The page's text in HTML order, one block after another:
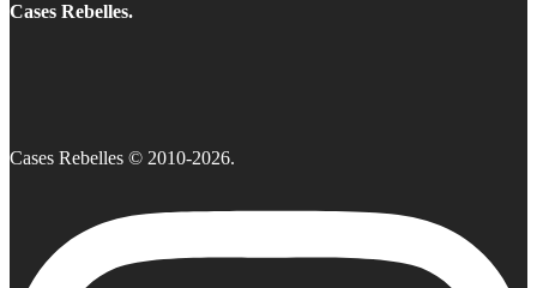
Cases Rebelles.
Cases Rebelles © 2010-2026.